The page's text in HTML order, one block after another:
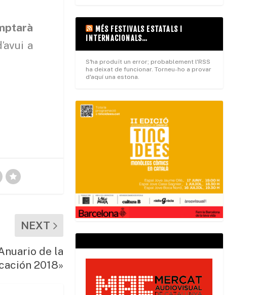
a
NEXT
de la
2018»
MÉS FESTIVALS ESTATALS I
INTERNACIONALS…
S'ha produït un error; probablement l'RSS
ha deixat de funcionar. Torneu-ho a provar
d'aquí una estona.